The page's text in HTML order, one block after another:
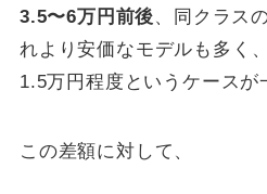
3.5〜6万円前後、同クラス
れより安価なモデルも多く
1.5万円程度というケースが
この差額に対して、